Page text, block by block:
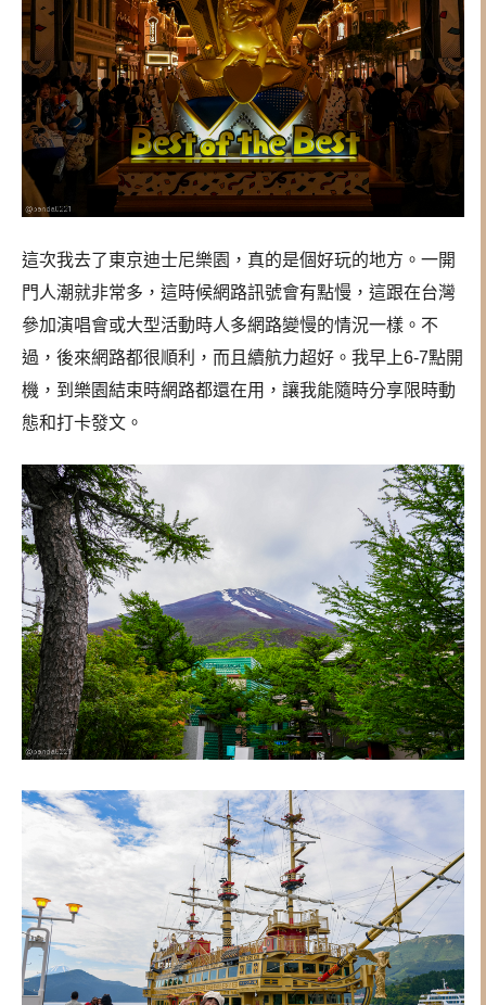
這次我去了東京迪士尼樂園，真的是個好玩的地方。一開
門人潮就非常多，這時候網路訊號會有點慢，這跟在台灣
參加演唱會或大型活動時人多網路變慢的情況一樣。不
過，後來網路都很順利，而且續航力超好。我早上6-7點開
機，到樂園結束時網路都還在用，讓我能隨時分享限時動
態和打卡發文。